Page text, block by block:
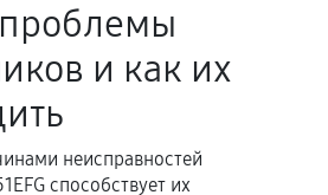
работ с датой, перечнем
комплектующие
и как их
неисправностей
способствует их